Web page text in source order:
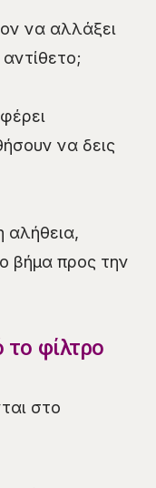
να αλλάξει
να δεις
αλήθεια,
βήμα προς την
το φίλτρο
στο